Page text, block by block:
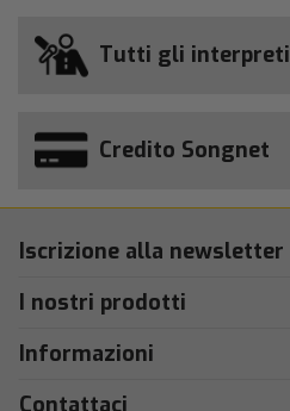
Tutti gli interpreti
Credito Songnet
Iscrizione alla newsletter
I nostri prodotti
Informazioni
Contattaci